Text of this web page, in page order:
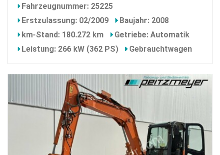
Fahrzeugnummer: 25225
Erstzulassung: 02/2009
Baujahr: 2008
km-Stand: 180.272 km
Getriebe: Automatik
Leistung: 266 kW (362 PS)
Gebrauchtwagen